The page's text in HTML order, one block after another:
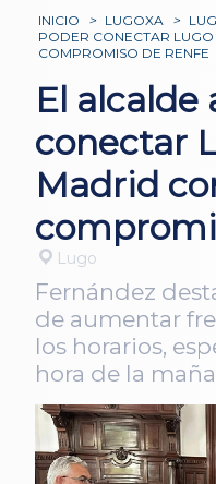
INICIO > LUGOXA >
PODER CONECTAR
COMPROMISO DE RENFE
El alcalde
conectar
Madrid
Lugo
Fernández
de aumentar
los horarios,
hora de la